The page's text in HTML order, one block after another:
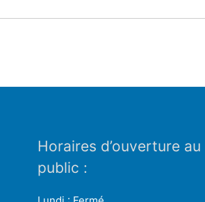
Horaires d’ouverture au
public :